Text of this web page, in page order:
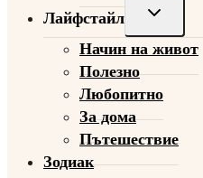
Лайфстайл
Toggle
menu
Начин на живот
Полезно
Любопитно
За дома
Пътешествие
Зодиак